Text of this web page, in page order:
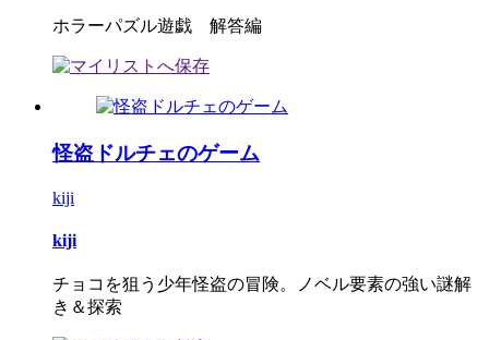
ホラーパズル遊戯 解答編
怪盗ドルチェのゲーム
kiji
kiji
チョコを狙う少年怪盗の冒険。ノベル要素の強い謎解
き＆探索